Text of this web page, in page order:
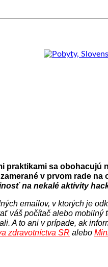
praktikami sa
v prvom rade
na nekalé aktivity
emailov, v ktorých je
váš počítač alebo mobilný
A to ani v prípade, ak
zdravotníctva SR alebo